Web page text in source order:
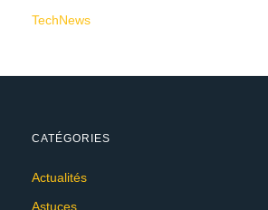
TechNews
CATÉGORIES
Actualités
Astuces